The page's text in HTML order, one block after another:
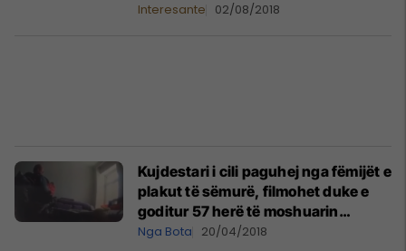
Interesante 02/08/2018
Kujdestari i cili paguhej nga fëmijët e
plakut të sëmurë, filmohet duke e
goditur 57 herë të moshuarin
(Video, +16)
Nga Bota 20/04/2018